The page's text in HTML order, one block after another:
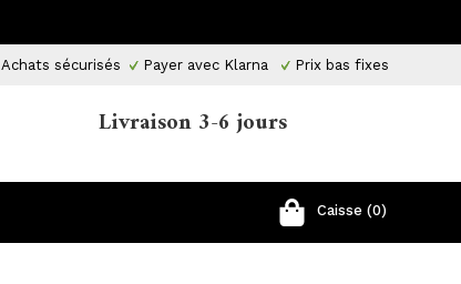
Achats sécurisés Payer avec Klarna Prix ​​bas fixes
Livraison 3-6 jours
Caisse (0)